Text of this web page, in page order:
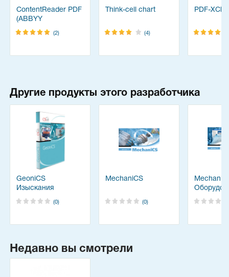
ContentReader PDF
(ABBYY
FineReader)
(2)
Think-cell chart
(4)
PDF-
Другие продукты этого разработчика
GeoniCS
Изыскания
(0)
MechaniCS
(0)
Недавно вы смотрели